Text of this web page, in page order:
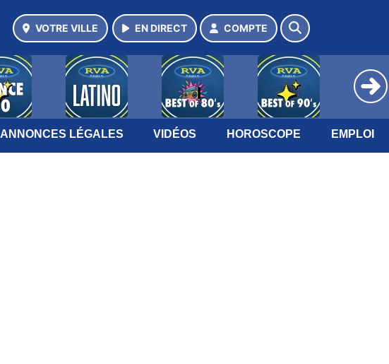
VOTRE VILLE EN DIRECT COMPTE
ANNONCES LÉGALES VIDÉOS HOROSCOPE EMPLOI